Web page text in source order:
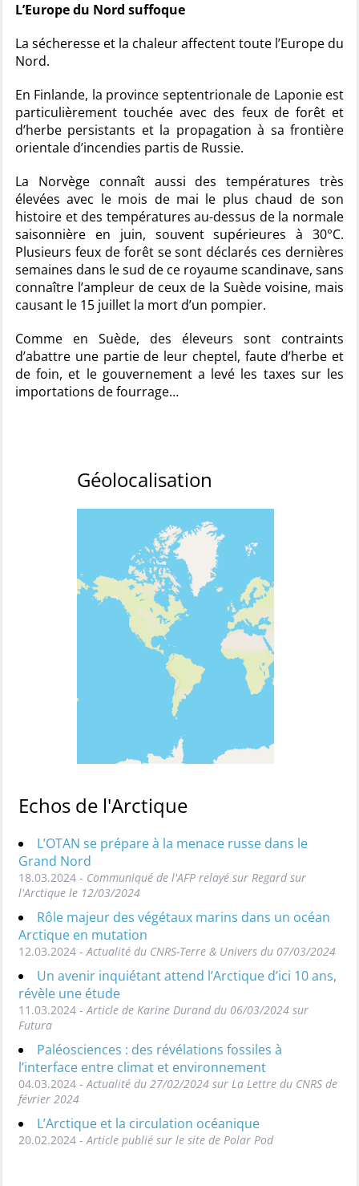
L’Europe du Nord suffoque
La sécheresse et la chaleur affectent toute l’Europe du
Nord.
En Finlande, la province septentrionale de Laponie est
particulièrement touchée avec des feux de forêt et
d’herbe persistants et la propagation à sa frontière
orientale d’incendies partis de Russie.
La Norvège connaît aussi des températures très
élevées avec le mois de mai le plus chaud de son
histoire et des températures au-dessus de la normale
saisonnière en juin, souvent supérieures à 30°C.
Plusieurs feux de forêt se sont déclarés ces dernières
semaines dans le sud de ce royaume scandinave, sans
connaître l’ampleur de ceux de la Suède voisine, mais
causant le 15 juillet la mort d’un pompier.
Comme en Suède, des éleveurs sont contraints
d’abattre une partie de leur cheptel, faute d’herbe et
de foin, et le gouvernement a levé les taxes sur les
importations de fourrage…
Géolocalisation
Echos de l'Arctique
L’OTAN se prépare à la menace russe dans le
Grand Nord
18.03.2024 - Communiqué de l'AFP relayé sur Regard sur
l'Arctique le 12/03/2024
Rôle majeur des végétaux marins dans un océan
Arctique en mutation
12.03.2024 - Actualité du CNRS-Terre & Univers du 07/03/2024
Un avenir inquiétant attend l’Arctique d’ici 10 ans,
révèle une étude
11.03.2024 - Article de Karine Durand du 06/03/2024 sur
Futura
Paléosciences : des révélations fossiles à
l’interface entre climat et environnement
04.03.2024 - Actualité du 27/02/2024 sur La Lettre du CNRS de
février 2024
L’Arctique et la circulation océanique
20.02.2024 - Article publié sur le site de Polar Pod